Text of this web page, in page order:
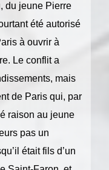
du jeune Pierre
été autorisé
à ouvrir à
Le conflit a
mais
de Paris qui, par
raison au jeune
pas un
était fils d’un